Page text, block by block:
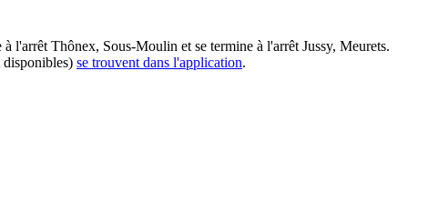
l'arrêt Thônex, Sous-Moulin et se termine à l'arrêt Jussy, Meurets.
disponibles) se trouvent dans l'application.